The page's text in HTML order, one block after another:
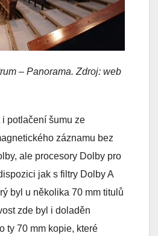
– Panorama. Zdroj: web
potlačení šumu ze
záznamu bez
ale procesory Dolby pro
jak s filtry Dolby A
byl u několika 70 mm titulů
zde byl i doladěn
ty 70 mm kopie, které